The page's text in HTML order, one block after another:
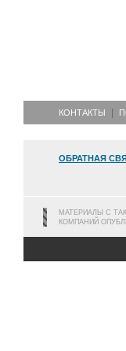
КОНТАКТЫ
ОБРАТНАЯ
МАТЕРИАЛЫ С
КОМПАНИЙ